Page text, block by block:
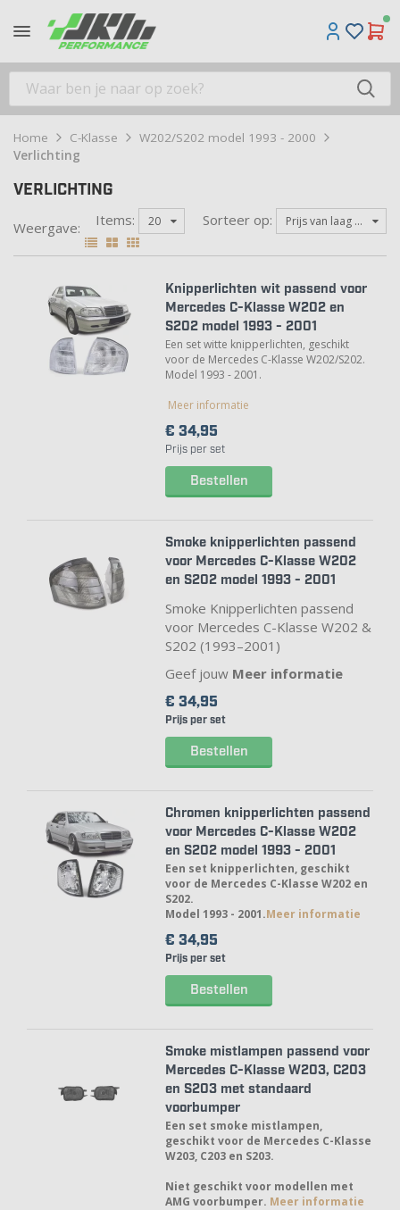
Home C-Klasse
W202/S202 model 1993 - 2000
Verlichting
VERLICHTING
Sorteer op: Prijs van laag ...
Items: 20
Weergave:
Knipperlichten wit passend voor
Mercedes C-Klasse W202 en
S202 model 1993 - 2001
Een set witte knipperlichten, geschikt
voor de Mercedes C-Klasse W202/S202.
Model 1993 - 2001.
Meer informatie
€ 34,95
Prijs per set
Bestellen
Smoke knipperlichten passend
voor Mercedes C-Klasse W202
en S202 model 1993 - 2001
Smoke Knipperlichten passend
voor Mercedes C-Klasse W202 &
S202 (1993–2001)
Geef jouw Meer informatie
€ 34,95
Prijs per set
Bestellen
Chromen knipperlichten passend
voor Mercedes C-Klasse W202
en S202 model 1993 - 2001
Een set knipperlichten, geschikt
voor de Mercedes C-Klasse W202 en
S202.
Model 1993 - 2001.Meer informatie
€ 34,95
Prijs per set
Bestellen
Smoke mistlampen passend voor
Mercedes C-Klasse W203, C203
en S203 met standaard
voorbumper
Een set smoke mistlampen,
geschikt voor de Mercedes C-Klasse
W203, C203 en S203.
Niet geschikt voor modellen met
AMG voorbumper. Meer informatie